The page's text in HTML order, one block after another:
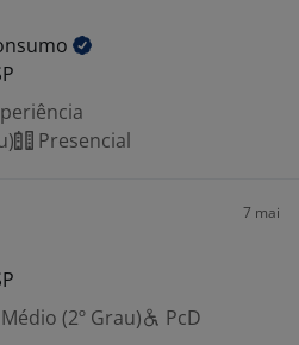
Presencial
7 mai
(2º Grau)
PcD